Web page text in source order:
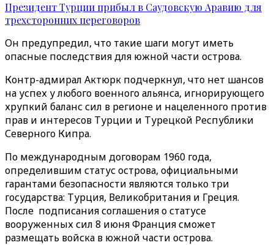
Президент Турции прибыл в Саудовскую Аравию для
трехсторонних переговоров
Он предупредил, что такие шаги могут иметь
опасные последствия для южной части острова.
Контр-адмирал Актюрк подчеркнул, что нет шансов
на успех у любого военного альянса, игнорирующего
хрупкий баланс сил в регионе и нацеленного против
прав и интересов Турции и Турецкой Республики
Северного Кипра.
По международным договорам 1960 года,
определившим статус острова, официальными
гарантами безопасности являются только три
государства: Турция, Великобритания и Греция.
После подписания соглашения о статусе
вооруженных сил 8 июня Франция сможет
размещать войска в южной части острова.